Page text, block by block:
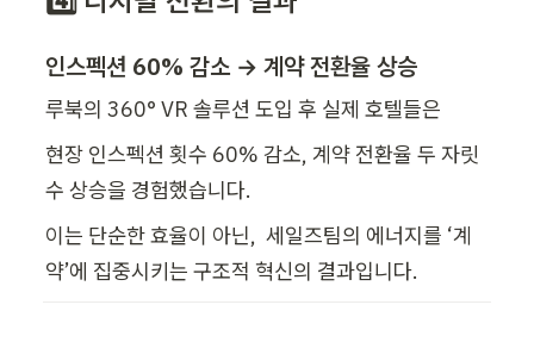
인스펙션 60% 감소 → 계약 전환율 상승
루북의 360° VR 솔루션 도입 후 실제 호텔들은
현장 인스펙션 횟수 60% 감소, 계약 전환율 두 자릿
수 상승을 경험했습니다.
이는 단순한 효율이 아닌,  세일즈팀의 에너지를 ‘계
약’에 집중시키는 구조적 혁신의 결과입니다.